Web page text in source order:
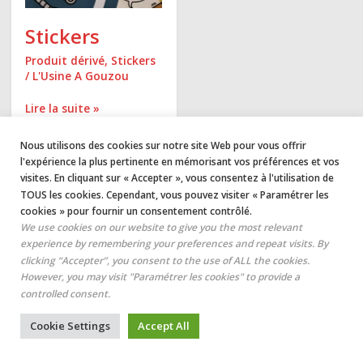
Stickers
Produit dérivé, Stickers
/ L'Usine A Gouzou
Lire la suite »
© 2026L'Usine A Gouzou
Mentions légales
Créationlaurianmathiot.fr
Nous utilisons des cookies sur notre site Web pour vous offrir
l'expérience la plus pertinente en mémorisant vos préférences et vos
visites. En cliquant sur « Accepter », vous consentez à l'utilisation de
TOUS les cookies. Cependant, vous pouvez visiter « Paramétrer les
cookies » pour fournir un consentement contrôlé.
We use cookies on our website to give you the most relevant
experience by remembering your preferences and repeat visits. By
clicking “Accepter”, you consent to the use of ALL the cookies.
However, you may visit "Paramétrer les cookies" to provide a
controlled consent.
Cookie Settings Accept All